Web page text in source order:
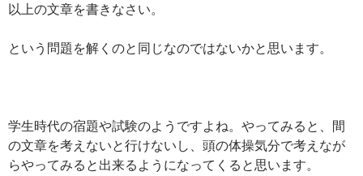
以上の文章を書きなさい。
という問題を解くのと同じなのではないかと思います。
学生時代の宿題や試験のようですよね。やってみると、間
の文章を考えないと行けないし、頭の体操気分で考えなが
らやってみると出来るようになってくると思います。